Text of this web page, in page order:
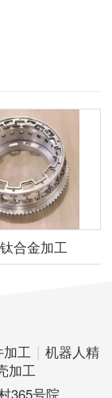
合金加工
工 | 机器人精
加工
365号院